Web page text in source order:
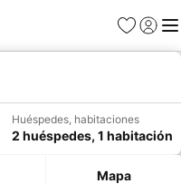
Favoritos
Iniciar
Huéspedes, habitaciones
2 huéspedes, 1 habitación
Mapa